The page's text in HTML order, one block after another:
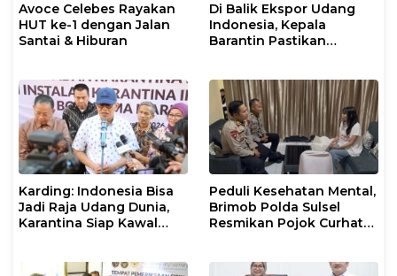
Avoce Celebes Rayakan
HUT ke-1 dengan Jalan
Santai & Hiburan
Di Balik Ekspor Udang
Indonesia, Kepala
Barantin Pastikan
Karding: Indonesia Bisa
Jadi Raja Udang Dunia,
Karantina Siap Kawal
Peduli Kesehatan Mental,
Brimob Polda Sulsel
Resmikan Pojok Curhat